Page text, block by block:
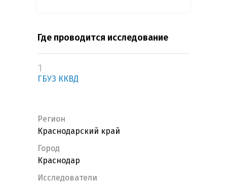
Где проводится исследование
1
ГБУЗ ККВД
Регион
Краснодарский край
Город
Краснодар
Исследователи